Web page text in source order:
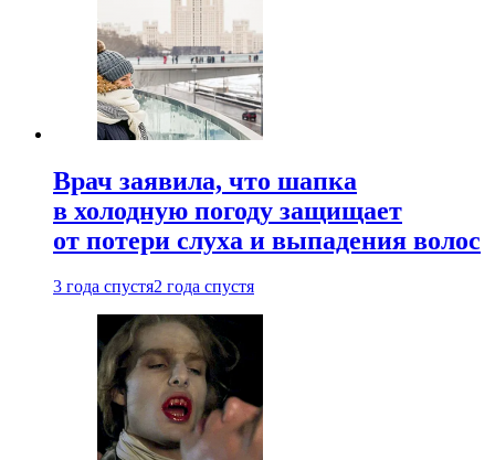
Врач заявила, что шапка
в холодную погоду защищает
от потери слуха и выпадения волос
3 года спустя2 года спустя